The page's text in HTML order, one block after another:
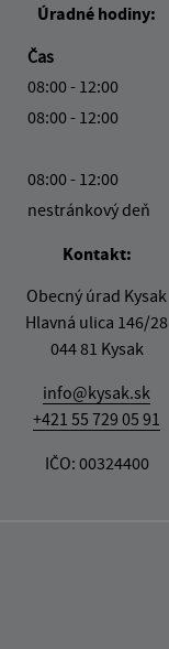
Úradné hodiny:
Čas
08:00 - 12:00
08:00 - 12:00
08:00 - 12:00
nestránkový deň
Kontakt:
Obecný úrad Kysak
Hlavná ulica 146/28
044 81 Kysak
info@kysak.sk
+421 55 729 05 91
IČO: 00324400